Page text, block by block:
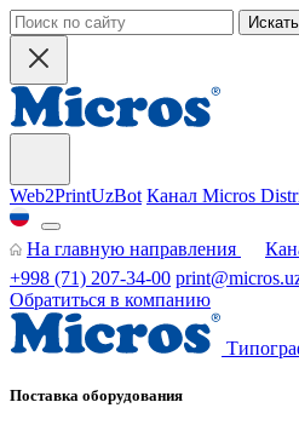
Искать
Web2PrintUzBot Канал Micros
На главную направления
+998 (71) 207-34-00
Обратиться в компанию
Поставка оборудования